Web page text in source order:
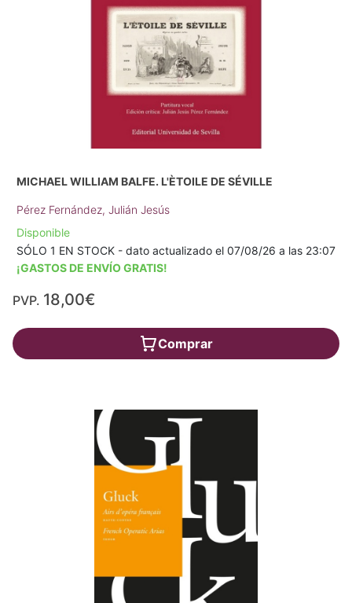
MICHAEL WILLIAM BALFE. L'ÈTOILE DE SÉVILLE
Pérez Fernández, Julián Jesús
Disponible
SÓLO 1 EN STOCK - dato actualizado el 07/08/26 a las 23:07
¡GASTOS DE ENVÍO GRATIS!
PVP. 18,00€
Comprar